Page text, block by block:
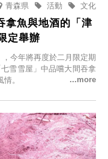
青森県 文化
活動
拿魚與地酒的「津
定舉辦
今年將再度於二月限定期
雪雪屋」中品嚐大間吞拿
。